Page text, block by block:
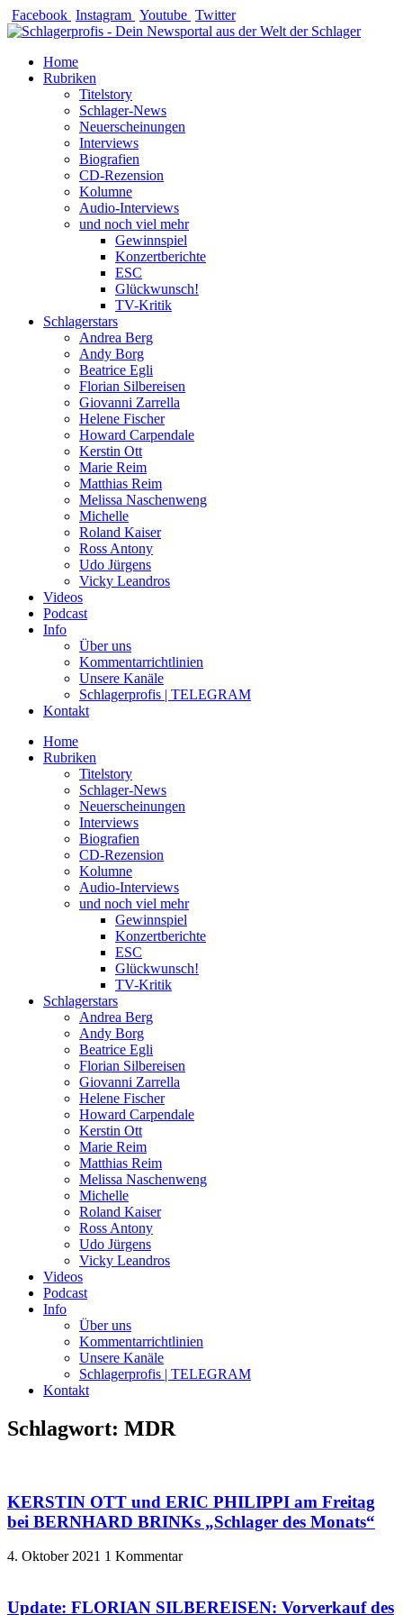
Zum
Inhalt
Facebook Instagram Youtube Twitter
Home
Rubriken
Titelstory
Schlager-News
Neuerscheinungen
Interviews
Biografien
CD-Rezension
Kolumne
Audio-Interviews
und noch viel mehr
Gewinnspiel
Konzertberichte
ESC
Glückwunsch!
TV-Kritik
Schlagerstars
Andrea Berg
Andy Borg
Beatrice Egli
Florian Silbereisen
Giovanni Zarrella
Helene Fischer
Howard Carpendale
Kerstin Ott
Marie Reim
Matthias Reim
Melissa Naschenweng
Michelle
Roland Kaiser
Ross Antony
Udo Jürgens
Vicky Leandros
Videos
Podcast
Info
Über uns
Kommentarrichtlinien
Unsere Kanäle
Schlagerprofis | TELEGRAM
Kontakt
Home
Rubriken
Titelstory
Schlager-News
Neuerscheinungen
Interviews
Biografien
CD-Rezension
Kolumne
Audio-Interviews
und noch viel mehr
Gewinnspiel
Konzertberichte
ESC
Glückwunsch!
TV-Kritik
Schlagerstars
Andrea Berg
Andy Borg
Beatrice Egli
Florian Silbereisen
Giovanni Zarrella
Helene Fischer
Howard Carpendale
Kerstin Ott
Marie Reim
Matthias Reim
Melissa Naschenweng
Michelle
Roland Kaiser
Ross Antony
Udo Jürgens
Vicky Leandros
Videos
Podcast
Info
Über uns
Kommentarrichtlinien
Unsere Kanäle
Schlagerprofis | TELEGRAM
Kontakt
Schlagwort: MDR
KERSTIN OTT und ERIC PHILIPPI am Freitag
bei BERNHARD BRINKs „Schlager des Monats“
4. Oktober 2021 1 Kommentar
Update: FLORIAN SILBEREISEN: Vorverkauf des